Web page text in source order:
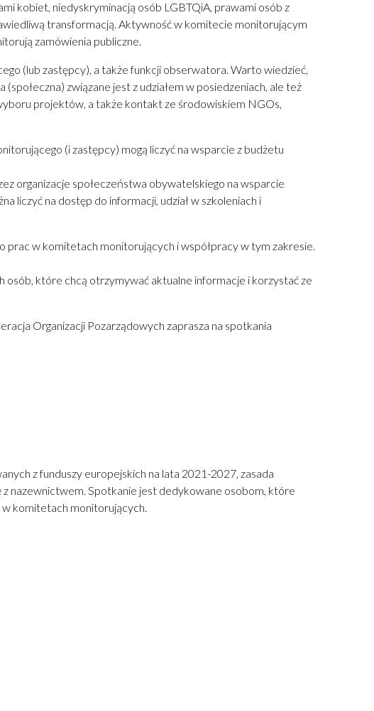
kobiet, niedyskryminacją osób LGBTQiA, prawami osób z
transformacją. Aktywność w komitecie monitorującym
zamówienia publiczne.
(lub zastępcy), a także funkcji obserwatora. Warto wiedzieć,
związane jest z udziałem w posiedzeniach, ale też
projektów, a także kontakt ze środowiskiem NGOs,
(i zastępcy) mogą liczyć na wsparcie z budżetu
organizacje społeczeństwa obywatelskiego na wsparcie
liczyć na dostęp do informacji, udział w szkoleniach i
prac w komitetach monitorujących i współpracy w tym zakresie.
osób, które chcą otrzymywać aktualne informacje i korzystać ze
Organizacji Pozarządowych zaprasza na spotkania
z funduszy europejskich na lata 2021-2027, zasada
nazewnictwem. Spotkanie jest dedykowane osobom, które
w komitetach monitorujących.